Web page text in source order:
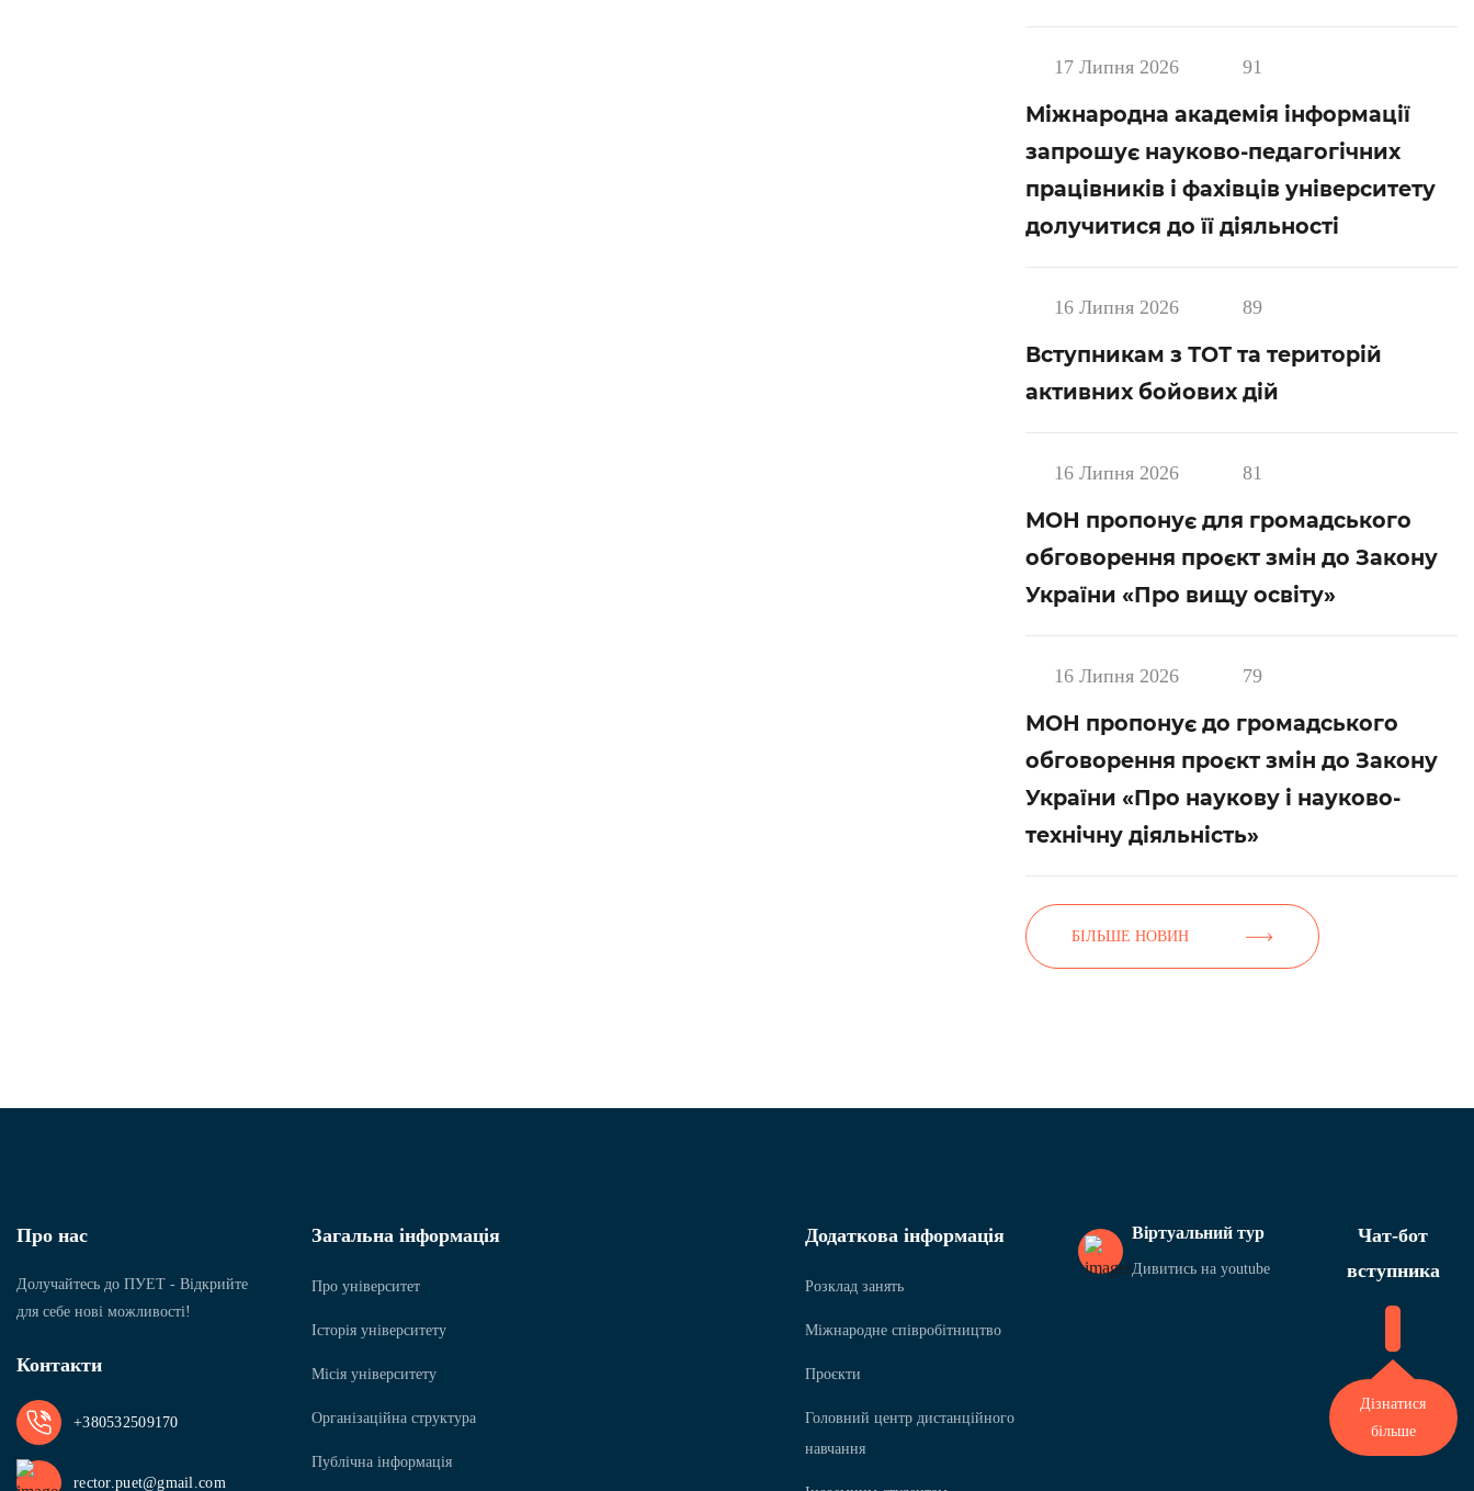
17 Липня 2026 91
Міжнародна академія інформації
запрошує науково-педагогічних
працівників і фахівців університету
долучитися до її діяльності
16 Липня 2026 89
Вступникам з ТОТ та територій
активних бойових дій
16 Липня 2026 81
МОН пропонує для громадського
обговорення проєкт змін до Закону
України «Про вищу освіту»
16 Липня 2026 79
МОН пропонує до громадського
обговорення проєкт змін до Закону
України «Про наукову і науково-
технічну діяльність»
БІЛЬШЕ НОВИН
Про нас
Долучайтесь до ПУЕТ - Відкрийте
для себе нові можливості!
Контакти
+380532509170
rector.puet@gmail.com
Загальна інформація
Про університет
Історія університету
Місія університету
Організаційна структура
Публічна інформація
Додаткова інформація
Розклад занять
Міжнародне співробітництво
Проєкти
Головний центр дистанційного
навчання
Віртуальний тур
Дивитись на youtube
Чат-бот
вступника
Дізнатися
більше